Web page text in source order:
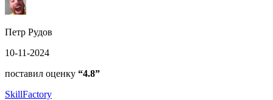
Петр Рудов
10-11-2024
поставил оценку “4.8”
SkillFactory